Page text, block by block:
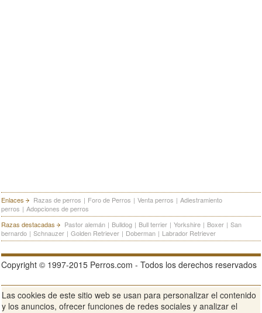
Enlaces Razas de perros | Foro de Perros | Venta perros | Adiestramiento
perros | Adopciones de perros
Razas destacadas
Pastor alemán | Bulldog | Bull terrier | Yorkshire | Boxer | San
bernardo | Schnauzer | Golden Retriever | Doberman | Labrador Retriever
Copyright © 1997-2015 Perros.com - Todos los derechos reservados
Publicidad en Perros.com | Contacte | Aviso Legal Política de
privacidad | Condiciones de uso
Las cookies de este sitio web se usan para personalizar el contenido
y los anuncios, ofrecer funciones de redes sociales y analizar el